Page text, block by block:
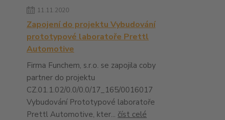
11.11.2020
Zapojení do projektu Vybudování
prototypové laboratoře Prettl
Automotive
Firma Funchem, s.r.o. se zapojila coby
partner do projektu
CZ.01.1.02/0.0/0.0/17_165/0016017
Vybudování Prototypové laboratoře
Prettl Automotive, kter... číst celé